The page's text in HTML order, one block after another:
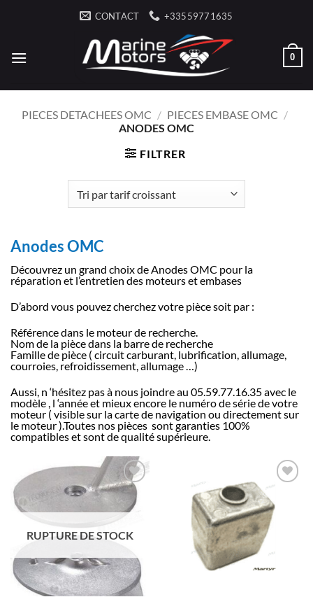
CONTACT +33559771635
0
PIECES DETACHEES OMC / PIECES EMBASE OMC /
ANODES OMC
FILTRER
Anodes OMC
Découvrez un grand choix de Anodes OMC pour la
réparation et l’entretien des moteurs et embases
D’abord vous pouvez cherchez votre pièce soit par :
Référence dans le moteur de recherche.
Nom de la pièce dans la barre de recherche
Famille de pièce ( circuit carburant, lubrification, allumage,
courroies, refroidissement, allumage …)
Aussi, n ‘hésitez pas à nous joindre au 05.59.77.16.35 avec le
modèle , l ‘année et mieux encore le numéro de série de votre
moteur ( visible sur la carte de navigation ou directement sur
le moteur ).Toutes nos pièces sont garanties 100%
compatibles et sont de qualité supérieure.
AJOUTER
LISTE
D’ENVIES
RUPTURE DE STOCK
AJOUTER
À LA
LISTE
D’ENVIES